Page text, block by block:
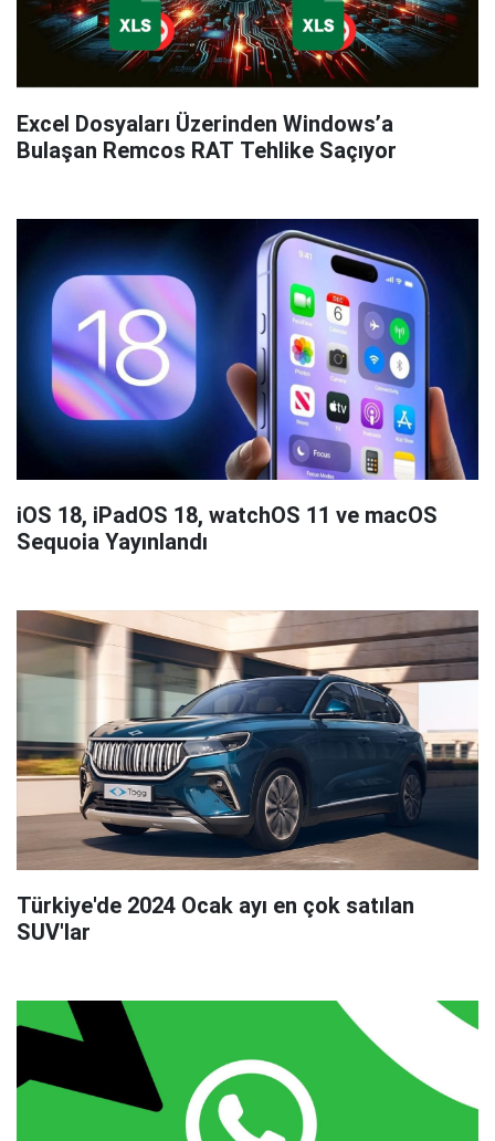
Excel Dosyaları Üzerinden Windows’a
Bulaşan Remcos RAT Tehlike Saçıyor
iOS 18, iPadOS 18, watchOS 11 ve macOS
Sequoia Yayınlandı
Türkiye'de 2024 Ocak ayı en çok satılan
SUV'lar